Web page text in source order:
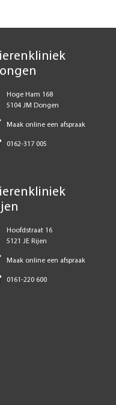
Hoge Ham 168
5104 JM Dongen
Maak online een afspraak
0162-317 005
Hoofdstraat 16
5121 JE Rijen
Maak online een afspraak
0161-220 600